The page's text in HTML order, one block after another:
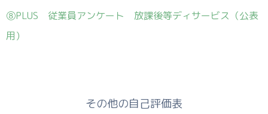
⑧PLUS 従業員アンケート 放課後等ディサービス（公表
用）
その他の自己評価表